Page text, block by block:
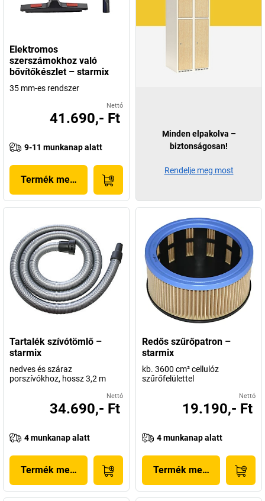
Elektromos
szerszámokhoz való
bővítőkészlet – starmix
35 mm-es rendszer
Nettó
41.690,- Ft
9-11 munkanap alatt
Termék megjelenítése
Tartalék szívótömlő –
starmix
nedves és száraz
porszívókhoz, hossz 3,2 m
Nettó
34.690,- Ft
4 munkanap alatt
Termék megjelenítése
Redős szűrőpatron –
starmix
kb. 3600 cm² cellulóz
szűrőfelülettel
Nettó
19.190,- Ft
4 munkanap alatt
Termék megjelenítése
Minden elpakolva –
biztonságosan!
Rendelje meg most